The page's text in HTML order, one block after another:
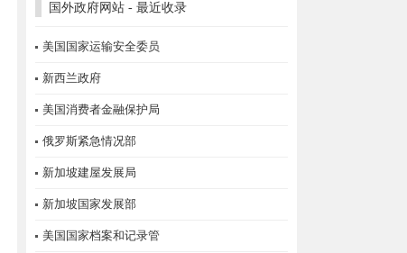
国外政府网站 - 最近收录
美国国家运输安全委员
新西兰政府
美国消费者金融保护局
俄罗斯紧急情况部
新加坡建屋发展局
新加坡国家发展部
美国国家档案和记录管